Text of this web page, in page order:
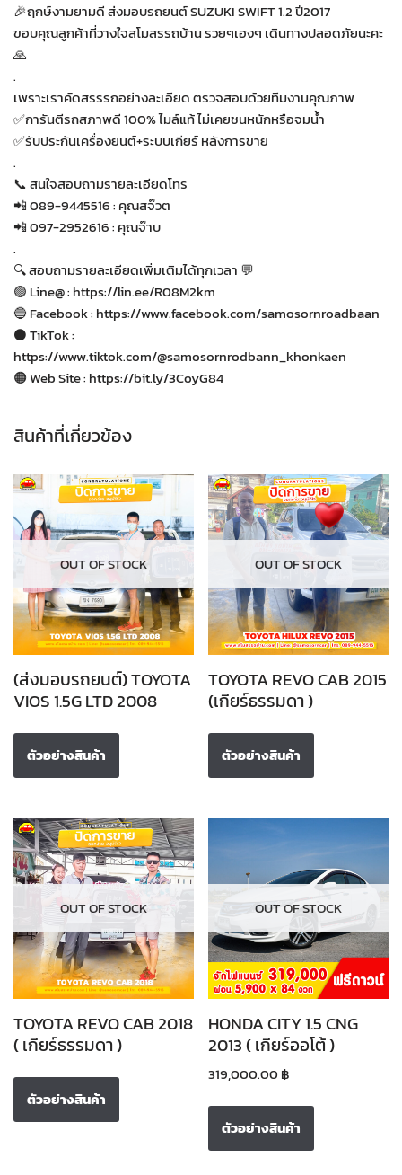
🎉ฤกษ์งามยามดี ส่งมอบรถยนต์ SUZUKI SWIFT 1.2 ปี2017
ขอบคุณลูกค้าที่วางใจสโมสรรถบ้าน รวยๆเฮงๆ เดินทางปลอดภัยนะคะ
🙏
.
เพราะเราคัดสรรรถอย่างละเอียด ตรวจสอบด้วยทีมงานคุณภาพ
✅การันตีรถสภาพดี 100% ไมล์แท้ ไม่เคยชนหนักหรือจมน้ำ
✅รับประกันเครื่องยนต์+ระบบเกียร์ หลังการขาย
.
📞 สนใจสอบถามรายละเอียดโทร
📲 089-9445516 : คุณสจ๊วต
📲 097-2952616 : คุณจ๊าบ
.
🔍 สอบถามรายละเอียดเพิ่มเติมได้ทุกเวลา 💬
🟢 Line@ : https://lin.ee/R08M2km
🔵 Facebook : https://www.facebook.com/samosornroadbaan
⚫️ TikTok :
https://www.tiktok.com/@samosornrodbann_khonkaen
🟠 Web Site : https://bit.ly/3CoyG84
สินค้าที่เกี่ยวข้อง
OUT OF STOCK
(ส่งมอบรถยนต์) TOYOTA
VIOS 1.5G LTD 2008
ตัวอย่างสินค้า
OUT OF STOCK
TOYOTA REVO CAB 2015
(เกียร์ธรรมดา )
ตัวอย่างสินค้า
OUT OF STOCK
TOYOTA REVO CAB 2018
( เกียร์ธรรมดา )
ตัวอย่างสินค้า
OUT OF STOCK
HONDA CITY 1.5 CNG
2013 ( เกียร์ออโต้ )
319,000.00 ฿
ตัวอย่างสินค้า